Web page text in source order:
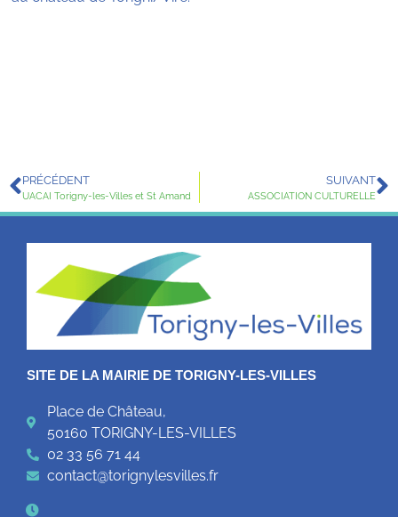
PRÉCÉDENT
UACAI Torigny-les-Villes et St Amand
SUIVANT
ASSOCIATION CULTURELLE
SITE DE LA MAIRIE DE TORIGNY-LES-VILLES
Place de Château,
50160 TORIGNY-LES-VILLES
02 33 56 71 44
contact@torignylesvilles.fr